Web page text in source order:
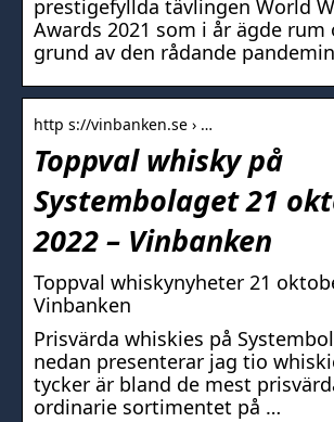
prestigefyllda tävlingen World
Awards 2021 som i år ägde rum
grund av den rådande
http s://vinbanken.se › …
Toppval whisky på
Systembolaget 21
2022 – Vinbanken
Toppval whiskynyheter 21
Vinbanken
Prisvärda whiskies på
nedan presenterar jag tio
tycker är bland de mest
ordinarie sortimentet på …